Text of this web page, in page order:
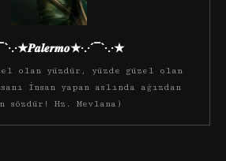
olan yüzdür, yüzde güzel olan
insan yapan aslında ağızdan
sözdür! Hz. Mevlana)